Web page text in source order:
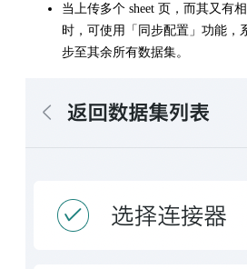
当上传多个 sheet 页，而其又有
时，可使用「同步配置」功能，
步至其余所有数据集。